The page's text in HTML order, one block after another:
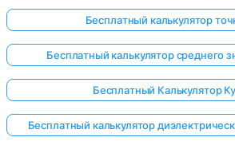
Бесплатный калькулятор
Бесплатный калькулятор среднего
Бесплатный Калькулятор
Бесплатный калькулятор